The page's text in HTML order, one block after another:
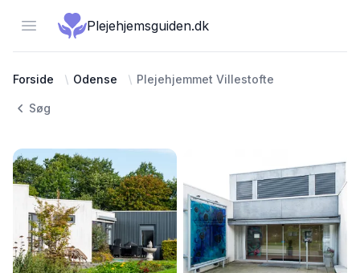
Open menuPlejehjemsguiden.dk
Forside Odense Plejehjemmet Villestofte
Søg